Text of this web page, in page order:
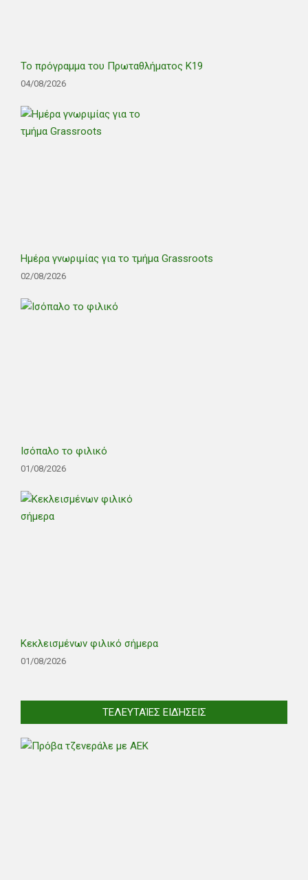
Το πρόγραμμα του Πρωταθλήματος Κ19
04/08/2026
Ημέρα γνωριμίας για το τμήμα Grassroots
02/08/2026
Ισόπαλο το φιλικό
01/08/2026
Κεκλεισμένων φιλικό σήμερα
01/08/2026
ΤΕΛΕΥΤΑΊΕΣ ΕΙΔΉΣΕΙΣ